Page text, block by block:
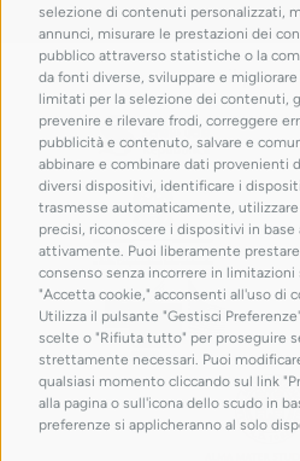
selezione di contenuti personalizzati,
annunci, misurare le prestazioni dei
pubblico attraverso statistiche o la
da fonti diverse, sviluppare e
limitati per la selezione dei contenuti,
prevenire e rilevare frodi, correggere
pubblicità e contenuto, salvare e
abbinare e combinare dati provenienti
diversi dispositivi, identificare i
trasmesse automaticamente,
precisi, riconoscere i dispositivi in
attivamente. Puoi liberamente
consenso senza incorrere in limitazioni
"Accetta cookie," acconsenti all'uso di
Utilizza il pulsante "Gestisci
scelte o "Rifiuta tutto" per proseguire
strettamente necessari. Puoi
qualsiasi momento cliccando sul link
alla pagina o sull'icona dello scudo in
preferenze si applicheranno al solo
con il